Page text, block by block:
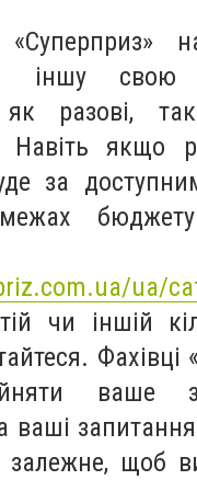
іншу свою
разові,
Навіть якщо
за
бюджету
ua/
чи іншій
Фахівці
ваше
ваші
залежне, щоб